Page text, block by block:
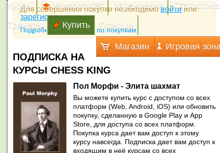
Курсы
Университет Упражнения
Статистика
Тренеры
Купить Помощь
Магазин Игровая
Для совершения покупки необходимовойтиили
зарегистрироваться
Подробная инструкция по покупкам
ПОДПИСКА НА
КУРСЫ CHESS KING
Пол Морфи - Элита шахмат
Вы можете купить курс с доступом со всех
платформ (Web, Android, iOS) или обновить
покупку, сделанную в Google Play и App
Store, для доступа со всех платформ.
Покупка курса дает вам доступ к этому
курсу навсегда. Подписка дает вам доступ к
входящим в неё курсам со всех